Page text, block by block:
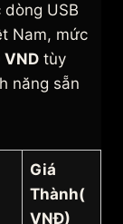
USB
Nam, mức
VND tùy
năng sẵn
Giá
Thành(
VNĐ)